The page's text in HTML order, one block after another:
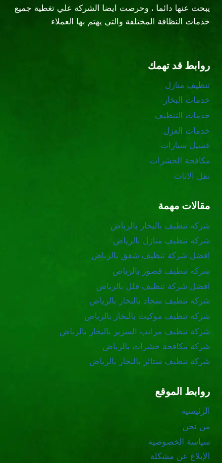
يبحث عنها دائما ، وحرصت ايضا الشركة علي تغطية جميع
خدمات النظافة المختلفة والتي يهتم بها العملاء
روابط قد تهمك
تنظيف منازل
خدمات البخار
خدمات التنظيف
خدمات العزل
غسيل سيارات
مكافحة الحشرات
نقل الاثاث
مقالات مهمة
شركة تنظيف بالبخار بالرياض
شركة تنظيف منازل بالرياض
افضل شركة تنظيف شقق بالرياض
شركة تنظيف قصور بالرياض
افضل شركة تنظيف فلل بالرياض
شركة تنظيف سجاد بالبخار بالرياض
شركة تنظيف موكيت بالبخار بالرياض
شركة تنظيف مراتب السرير بالبخار بالرياض
شركة مكافحة حشرات بالرياض
شركة تنظيف ستائر بالبخار بالرياض
روابط الموقع
الرئيسية
من نحن
سياسة الخصوصية
الإبلاغ عن مشكلة